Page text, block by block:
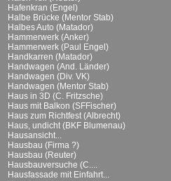
Hafenkran (Engel)
Halbe Brücke (Mentor Stab)
Halbes Auto (Matador)
Hammerwerk (Anker)
Hammerwerk (Paul Engel)
Handkarren (Matador)
Handwagen (And. Länder)
Handwagen (Div. VK)
Handwagen (Mentor Stab)
Haus in 3D (C. Fritzsche)
Haus mit Balkon (SFFischer)
Haus zum Richtfest (Albrecht)
Haus, undicht (BKF Blumenau)
Hausansicht...
Hausbau (Firma ?)
Hausbau (Reuter)
Hausbauversuche (C....
Hausfassade mit Einfahrt...